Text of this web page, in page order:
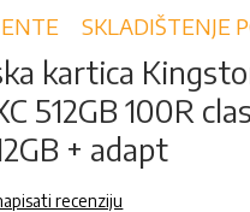
SKLADIŠTENJE
kartica
512GB 100R
+ adapt
recenziju